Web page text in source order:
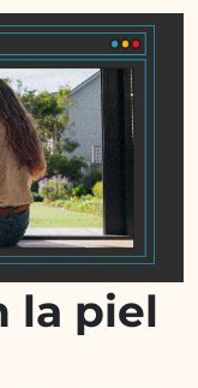
la piel